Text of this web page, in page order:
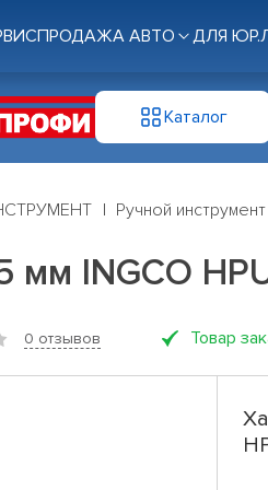
ПРОДАЖА АВТО ДЛЯ
Каталог
Ручной инструмент
мм INGCO
0 отзывов Товар